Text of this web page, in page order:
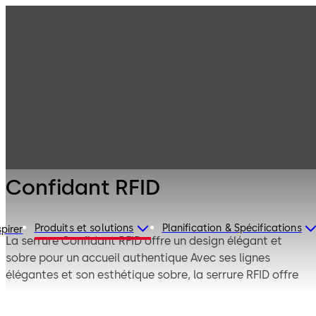
Produits et solutions Planification & Spécifications
Confidant RFID
La serrure Confidant RFID offre un design élégant et
sobre pour un accueil authentique Avec ses lignes
élégantes et son esthétique sobre, la serrure RFID offre